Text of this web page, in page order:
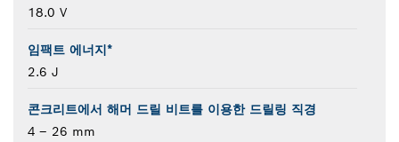
18.0 V
임팩트 에너지*
2.6 J
콘크리트에서 해머 드릴 비트를 이용한 드릴링 직경
4 – 26 mm